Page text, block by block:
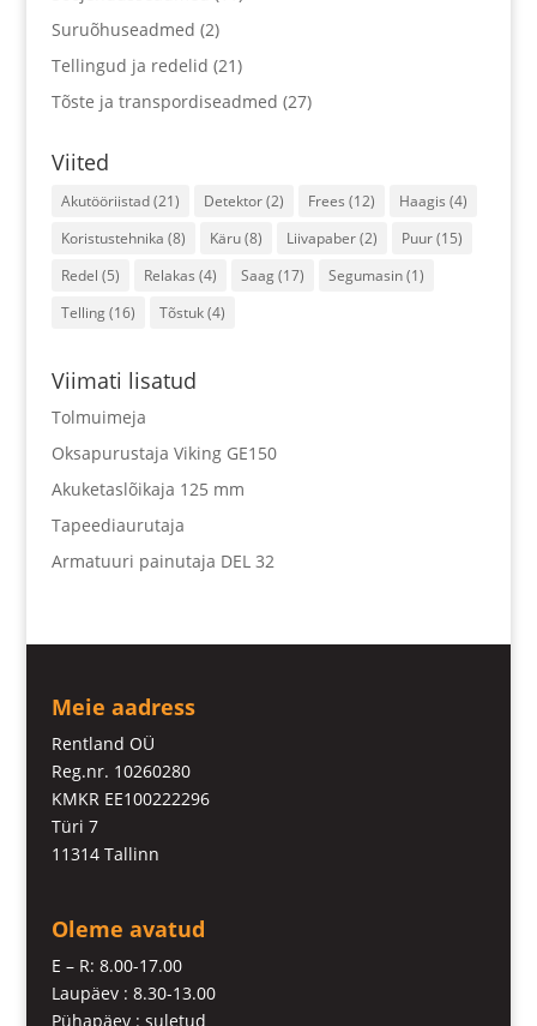
Suruõhuseadmed (2)
Tellingud ja redelid (21)
Tõste ja transpordiseadmed (27)
Viited
Akutööriistad(21) Detektor(2) Frees (12) Haagis (4)
Koristustehnika (8) Käru(8) Liivapaber(2) Puur(15)
Redel (5) Relakas (4) Saag(17) Segumasin(1)
Telling(16) Tõstuk(4)
Viimati lisatud
Tolmuimeja
Oksapurustaja Viking GE150
Akuketaslõikaja 125 mm
Tapeediaurutaja
Armatuuri painutaja DEL 32
Meie aadress
Rentland OÜ
Reg.nr. 10260280
KMKR EE100222296
Türi 7
11314 Tallinn
Oleme avatud
E – R: 8.00-17.00
Laupäev : 8.30-13.00
Pühapäev : suletud